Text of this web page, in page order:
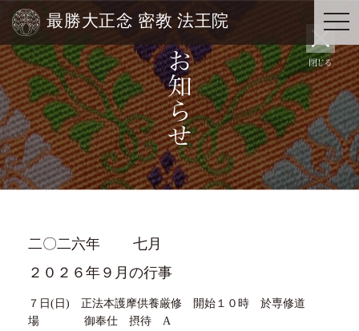
最勝大正念 密教 法王院
二〇二六年
七月
２０２６年９月の行事
７日(日) 正法本護摩供養厳修 開始１０時 於専修道
場 御奉仕 摂待 A